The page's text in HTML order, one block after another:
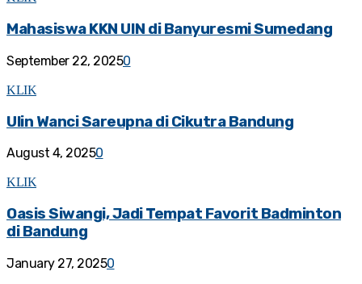
Mahasiswa KKN UIN di Banyuresmi Sumedang
September 22, 20250
KLIK
Ulin Wanci Sareupna di Cikutra Bandung
August 4, 20250
KLIK
Oasis Siwangi, Jadi Tempat Favorit Badminton
di Bandung
January 27, 20250